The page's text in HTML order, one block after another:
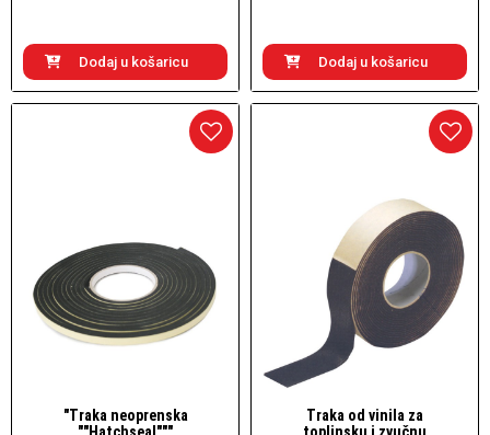
Dodaj u košaricu Dodaj u košaricu
Brzi pogled
"Traka neoprenska
Brzi pogled
Traka od vinila za